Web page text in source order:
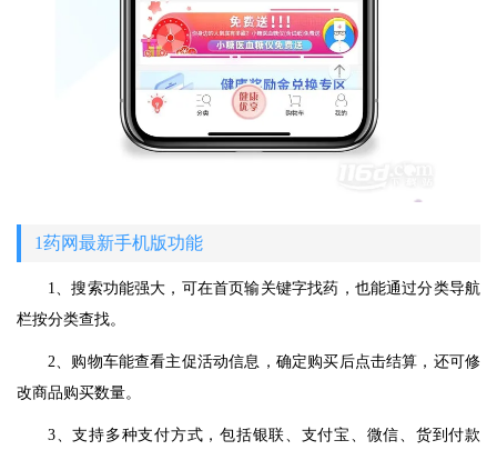
1药网最新手机版功能
1、搜索功能强大，可在首页输关键字找药，也能通过分类导航
栏按分类查找。
2、购物车能查看主促活动信息，确定购买后点击结算，还可修
改商品购买数量。
3、支持多种支付方式，包括银联、支付宝、微信、货到付款